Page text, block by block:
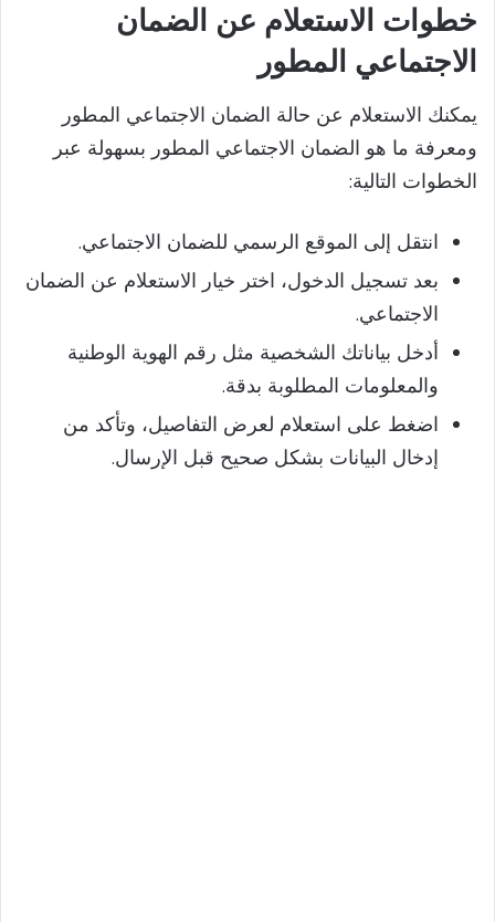
خطوات الاستعلام عن الضمان
الاجتماعي المطور
يمكنك الاستعلام عن حالة الضمان الاجتماعي المطور
ومعرفة ما هو الضمان الاجتماعي المطور بسهولة عبر
الخطوات التالية:
انتقل إلى الموقع الرسمي للضمان الاجتماعي.
بعد تسجيل الدخول، اختر خيار الاستعلام عن الضمان
الاجتماعي.
أدخل بياناتك الشخصية مثل رقم الهوية الوطنية
والمعلومات المطلوبة بدقة.
اضغط على استعلام لعرض التفاصيل، وتأكد من
إدخال البيانات بشكل صحيح قبل الإرسال.